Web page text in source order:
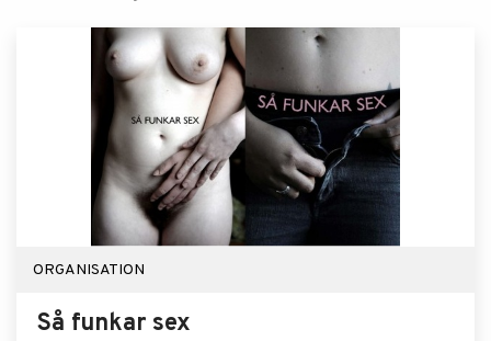
ORGANISATION
Så funkar sex